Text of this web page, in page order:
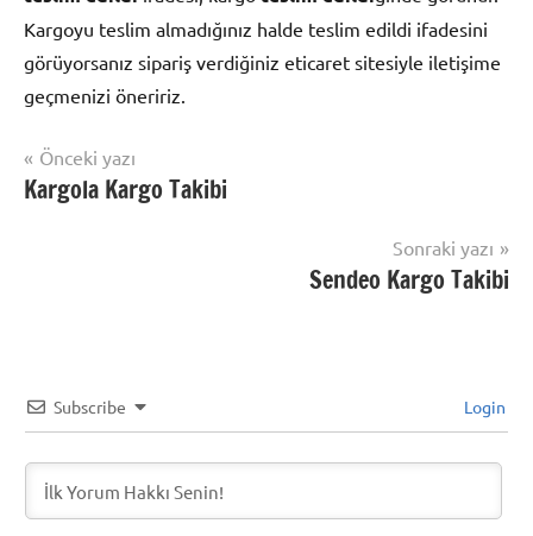
Kargoyu teslim almadığınız halde teslim edildi ifadesini
görüyorsanız sipariş verdiğiniz eticaret sitesiyle iletişime
geçmenizi öneririz.
Şununla
etiketlenmiş:
Kargo
Takibi
Kargo
Yazı
gezinmesi
Önceki yazı
Kargola Kargo Takibi
Sonraki yazı
Sendeo Kargo Takibi
Subscribe Login